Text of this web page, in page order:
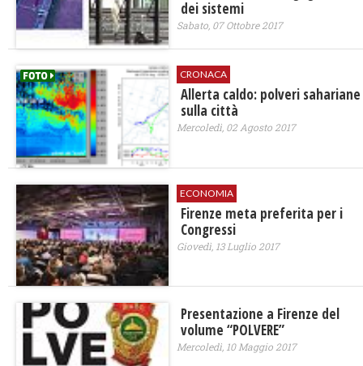
dei sistemi
Sabato, 07 Ottobre 2017
CRONACA
Allerta caldo: polveri sahariane
sulla città
Mercoledì, 02 Agosto 2017
ECONOMIA
Firenze meta preferita per i
Congressi
Giovedì, 13 Luglio 2017
Presentazione a Firenze del
volume “POLVERE”
Mercoledì, 10 Maggio 2017